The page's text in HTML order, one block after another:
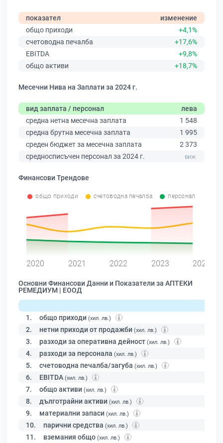
показател
изменение
общо приходи
+4,1%
счетоводна печалба
+17,6%
EBITDA
+9,8%
общо активи
+18,7%
Месечни Нива на Заплати за 2024 г.
вид заплата / персонал
лева
средна нетна месечна заплата
1 548
средна брутна месечна заплата
1 995
среден бюджет за месечна заплата
2 373
средносписъчен персонал за 2024 г.
Финансови Трендове
общо приходи счетоводна печалба персонал
2020 2021 2022 2023 2024
Основни Финансови Данни и Показатели за АПТЕКИ
РЕМЕДИУМ | ЕООД
1. общо приходи (хил. лв.)
2. нетни приходи от продажби (хил. лв.)
3. разходи за оперативна дейност (хил. лв.)
4. разходи за персонала (хил. лв.)
5. счетоводна печалба/загуба (хил. лв.)
6. EBITDA (хил. лв.)
7. общо активи (хил. лв.)
8. дълготрайни активи (хил. лв.)
9. материални запаси (хил. лв.)
10. парични средства (хил. лв.)
11. вземания общо (хил. лв.)